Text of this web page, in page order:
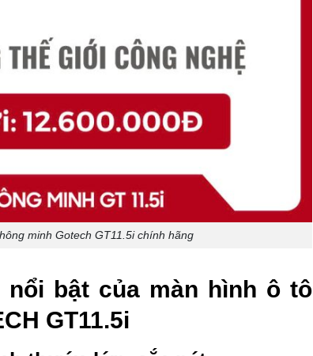
minh Gotech GT11.5i chính hãng
nổi bật của màn hình ô tô
GT11.5i